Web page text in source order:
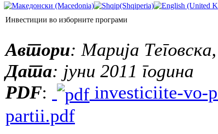
Инвестиции во изборните програми
Автори: Марија
Дата: јуни 2011 година
PDF:
investiciite-vo-
partii.pdf